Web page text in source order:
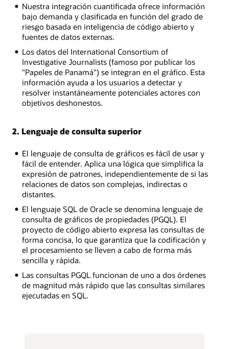
Nuestra integración cuantificada ofrece información
bajo demanda y clasificada en función del grado de
riesgo basada en inteligencia de código abierto y
fuentes de datos externas.
Los datos del International Consortium of
Investigative Journalists (famoso por publicar los
"Papeles de Panamá") se integran en el gráfico. Esta
información ayuda a los usuarios a detectar y
resolver instantáneamente potenciales actores con
objetivos deshonestos.
2. Lenguaje de consulta superior
El lenguaje de consulta de gráficos es fácil de usar y
fácil de entender. Aplica una lógica que simplifica la
expresión de patrones, independientemente de si las
relaciones de datos son complejas, indirectas o
distantes.
El lenguaje SQL de Oracle se denomina lenguaje de
consulta de gráficos de propiedades (PGQL). El
proyecto de código abierto expresa las consultas de
forma concisa, lo que garantiza que la codificación y
el procesamiento se lleven a cabo de forma más
sencilla y rápida.
Las consultas PGQL funcionan de uno a dos órdenes
de magnitud más rápido que las consultas similares
ejecutadas en SQL.